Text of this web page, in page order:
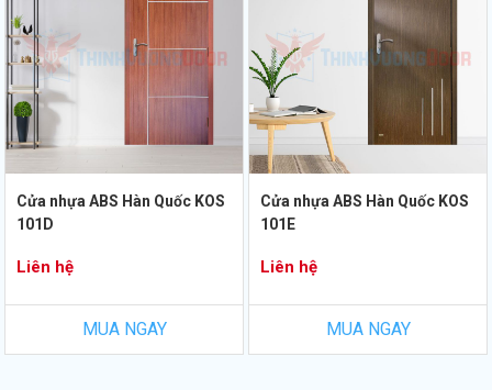
Cửa nhựa ABS Hàn Quốc KOS
101D
Liên hệ
MUA NGAY
Cửa nhựa ABS Hàn Quốc KOS
101E
Liên hệ
MUA NGAY